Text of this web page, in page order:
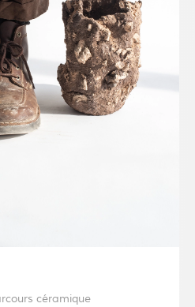
céramique